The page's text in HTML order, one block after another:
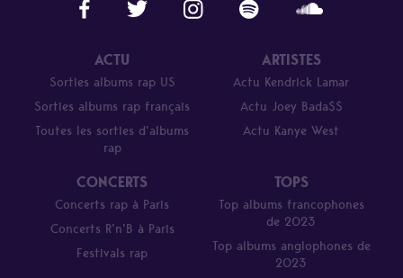
ACTU
Sorties albums rap US
Sorties albums rap français
Toutes les sorties d’albums
rap
ARTISTES
Actu Kendrick Lamar
Actu Joey Bada$$
Actu Kanye West
CONCERTS
Concerts rap à Paris
Concerts R’n’B à Paris
Festivals rap
TOPS
Top albums francophones
de 2023
Top albums anglophones de
2023